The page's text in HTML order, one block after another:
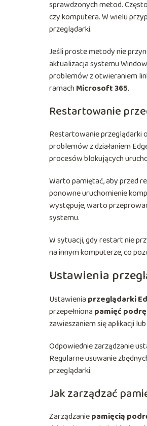
sprawdzonych metod.
czy komputera. W wielu
przeglądarki.
Jeśli proste metody nie
aktualizacja systemu
problemów z otwieraniem
ramachMicrosoft 365.
Restartowanie
Restartowanie przeglądarki
problemów z działaniem
procesów blokujących
Warto pamiętać, aby przed
ponowne uruchomienie
występuje, warto
systemu.
W sytuacji, gdy restart nie
na innym komputerze, co
Ustawienia
Ustawienia przeglądarki
przepełniona pamięć
zawieszaniem się aplikacji
Odpowiednie zarządzanie
Regularne usuwanie
przeglądarki.
Jak zarządzać
Zarządzaniepamięcią